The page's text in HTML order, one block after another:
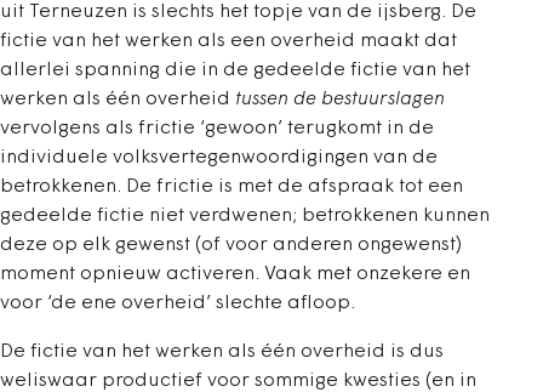
uit Terneuzen is slechts het topje van de ijsberg. De
fictie van het werken als een overheid maakt dat
allerlei spanning die in de gedeelde fictie van het
werken als één overheid tussen de bestuurslagen
vervolgens als frictie ‘gewoon’ terugkomt in de
individuele volksvertegenwoordigingen van de
betrokkenen. De frictie is met de afspraak tot een
gedeelde fictie niet verdwenen; betrokkenen kunnen
deze op elk gewenst (of voor anderen ongewenst)
moment opnieuw activeren. Vaak met onzekere en
voor ‘de ene overheid’ slechte afloop.
De fictie van het werken als één overheid is dus
weliswaar productief voor sommige kwesties (en in